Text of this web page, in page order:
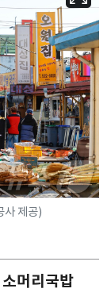
사 제공)
머리국밥